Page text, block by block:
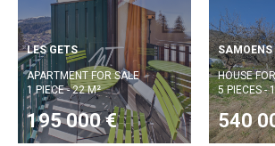
LES GETS
APARTMENT FOR SALE
1 PIECE - 22 M²
195 000 €
SAMOENS
HOUSE
5 PIECES -
540